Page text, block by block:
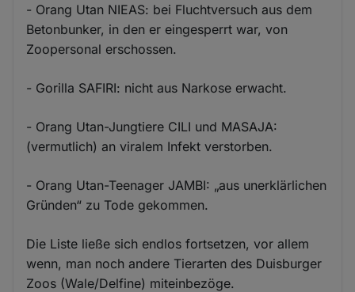
- Orang Utan NIEAS: bei Fluchtversuch aus dem
Betonbunker, in den er eingesperrt war, von
Zoopersonal erschossen.
- Gorilla SAFIRI: nicht aus Narkose erwacht.
- Orang Utan-Jungtiere CILI und MASAJA:
(vermutlich) an viralem Infekt verstorben.
- Orang Utan-Teenager JAMBI: „aus unerklärlichen
Gründen“ zu Tode gekommen.
Die Liste ließe sich endlos fortsetzen, vor allem
wenn, man noch andere Tierarten des Duisburger
Zoos (Wale/Delfine) miteinbezöge.